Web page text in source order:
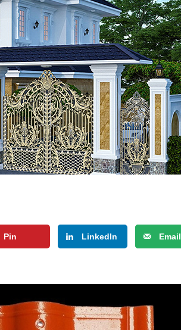
Pin LinkedIn Email